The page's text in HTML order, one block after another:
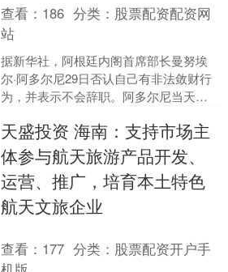
查看： 186 分类： 股票配资配资网
站
据新华社，阿根廷内阁首席部长曼努埃
尔·阿多尔尼29日否认自己有非法敛财行
为，并表示不会辞职。阿多尔尼当天在
行”，称所有针对他....
天盛投资 海南：支持市场主
体参与航天旅游产品开发、
运营、推广，培育本土特色
航天文旅企业
查看： 177 分类： 股票配资开户手